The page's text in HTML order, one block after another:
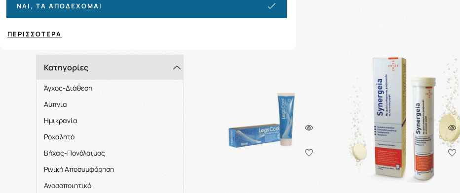
Ταξινόμηση
Κατηγορίες
Άγχος-Διάθεση
Αϋπνία
Ημικρανία
Ροχαλητό
Βήχας-Πονόλαιμος
Ρινική Αποσυμφόρηση
Ανοσοποιητικό
ΝΑΙ, ΤΑ ΑΠΟΔΈΧΟΜΑΙ
ΠΕΡΙΣΣΌΤΕΡΑ